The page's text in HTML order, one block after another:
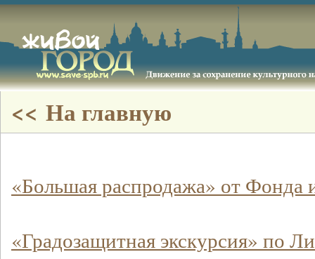
<< На главную
«Большая распродажа» от Фонда
«Градозащитная экскурсия» по